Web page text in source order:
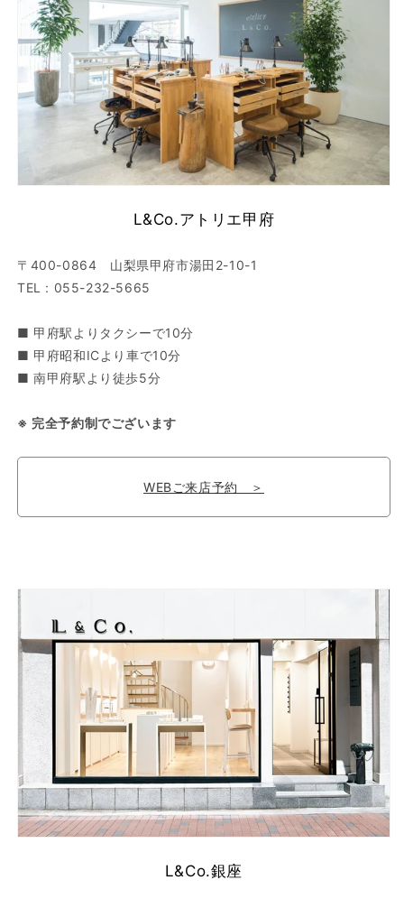
L&Co.アトリエ甲府
〒400-0864 山梨県甲府市湯田2-10-1
TEL : 055-232-5665
■ 甲府駅よりタクシーで10分
■ 甲府昭和ICより車で10分
■ 南甲府駅より徒歩5分
※ 完全予約制でございます
WEBご来店予約 ＞
L&Co.銀座